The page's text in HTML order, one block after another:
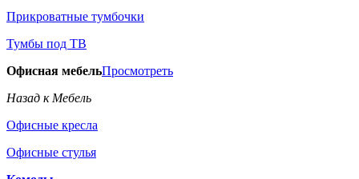
Прикроватные тумбочки
Тумбы под ТВ
Офисная мебельПросмотреть
Назад к Мебель
Офисные кресла
Офисные стулья